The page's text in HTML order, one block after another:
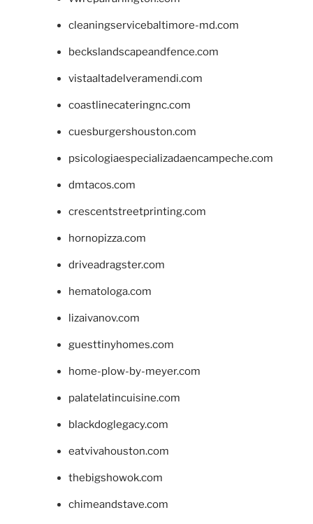
cleaningservicebaltimore-md.com
beckslandscapeandfence.com
vistaaltadelveramendi.com
coastlinecateringnc.com
cuesburgershouston.com
psicologiaespecializadaencampeche.com
dmtacos.com
crescentstreetprinting.com
hornopizza.com
driveadragster.com
hematologa.com
lizaivanov.com
guesttinyhomes.com
home-plow-by-meyer.com
palatelatincuisine.com
blackdoglegacy.com
eatvivahouston.com
thebigshowok.com
chimeandstave.com